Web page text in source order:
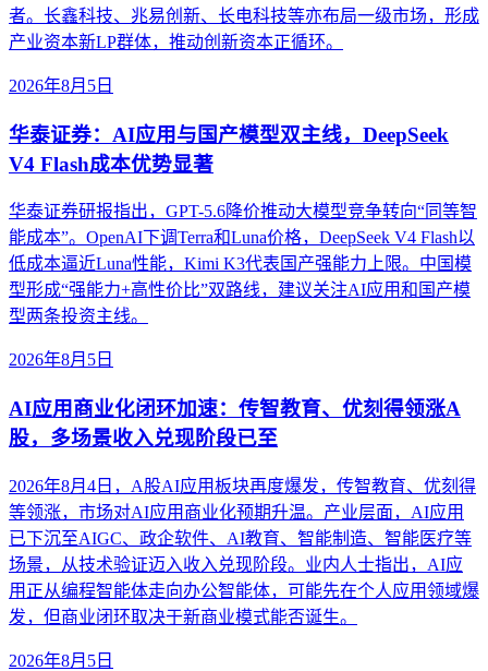
者。长鑫科技、兆易创新、长电科技等亦布局一级市场，形成
产业资本新LP群体，推动创新资本正循环。
2026年8月5日
华泰证券：AI应用与国产模型双主线，DeepSeek
V4 Flash成本优势显著
华泰证券研报指出，GPT-5.6降价推动大模型竞争转向“同等智
能成本”。OpenAI下调Terra和Luna价格，DeepSeek V4 Flash以
低成本逼近Luna性能，Kimi K3代表国产强能力上限。中国模
型形成“强能力+高性价比”双路线，建议关注AI应用和国产模
型两条投资主线。
2026年8月5日
AI应用商业化闭环加速：传智教育、优刻得领涨A
股，多场景收入兑现阶段已至
2026年8月4日，A股AI应用板块再度爆发，传智教育、优刻得
等领涨，市场对AI应用商业化预期升温。产业层面，AI应用
已下沉至AIGC、政企软件、AI教育、智能制造、智能医疗等
场景，从技术验证迈入收入兑现阶段。业内人士指出，AI应
用正从编程智能体走向办公智能体，可能先在个人应用领域爆
发，但商业闭环取决于新商业模式能否诞生。
2026年8月5日